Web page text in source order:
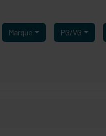
Marque PG/VG